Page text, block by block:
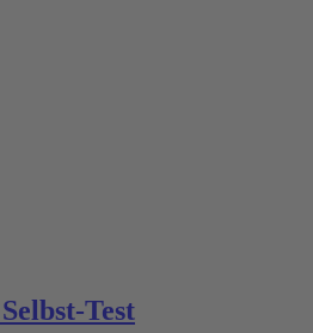
Selbst-Test